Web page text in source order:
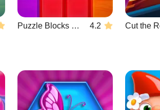
Puzzle Blocks Classic 4.2